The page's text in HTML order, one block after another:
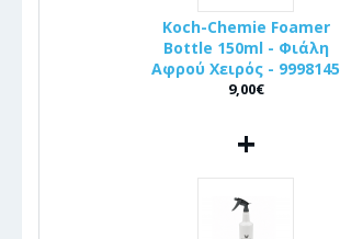
Koch-Chemie Foamer
Bottle 150ml - Φιάλη
Αφρού Χειρός - 9998145
9,00€
+